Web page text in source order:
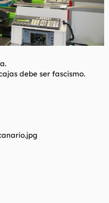
debe ser fascismo.